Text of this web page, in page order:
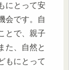
にとって安
会です。自
とで、親子
た、自然と
もにとって